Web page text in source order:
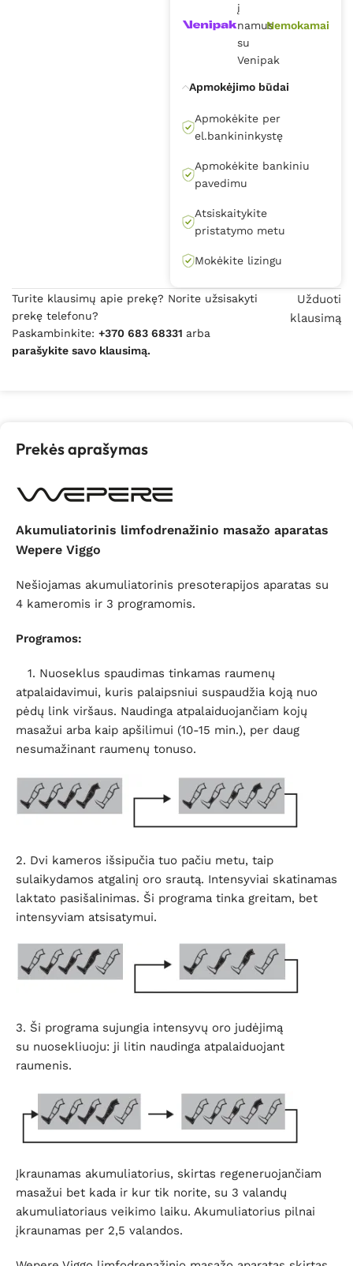
į
namus
su
Venipak
Nemokamai
Apmokėjimo būdai
Apmokėkite per
el.bankininkystę
Apmokėkite bankiniu
pavedimu
Atsiskaitykite
pristatymo metu
Mokėkite lizingu
Turite klausimų apie prekę? Norite užsisakyti
prekę telefonu?
Paskambinkite: +370 683 68331 arba
parašykite savo klausimą.
Užduoti
klausimą
Prekės aprašymas
Akumuliatorinis limfodrenažinio masažo aparatas
Wepere Viggo
Nešiojamas akumuliatorinis presoterapijos aparatas su
4 kameromis ir 3 programomis.
Programos:
1. Nuoseklus spaudimas tinkamas raumenų
atpalaidavimui, kuris palaipsniui suspaudžia koją nuo
pėdų link viršaus. Naudinga atpalaiduojančiam kojų
masažui arba kaip apšilimui (10-15 min.), per daug
nesumažinant raumenų tonuso.
2. Dvi kameros išsipučia tuo pačiu metu, taip
sulaikydamos atgalinį oro srautą. Intensyviai skatinamas
laktato pasišalinimas. Ši programa tinka greitam, bet
intensyviam atsisatymui.
3. Ši programa sujungia intensyvų oro judėjimą
su nuosekliuoju: ji litin naudinga atpalaiduojant
raumenis.
Įkraunamas akumuliatorius, skirtas regeneruojančiam
masažui bet kada ir kur tik norite, su 3 valandų
akumuliatoriaus veikimo laiku. Akumuliatorius pilnai
įkraunamas per 2,5 valandos.